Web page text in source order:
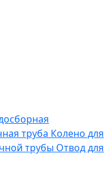
труба Колено для
трубы Отвод для